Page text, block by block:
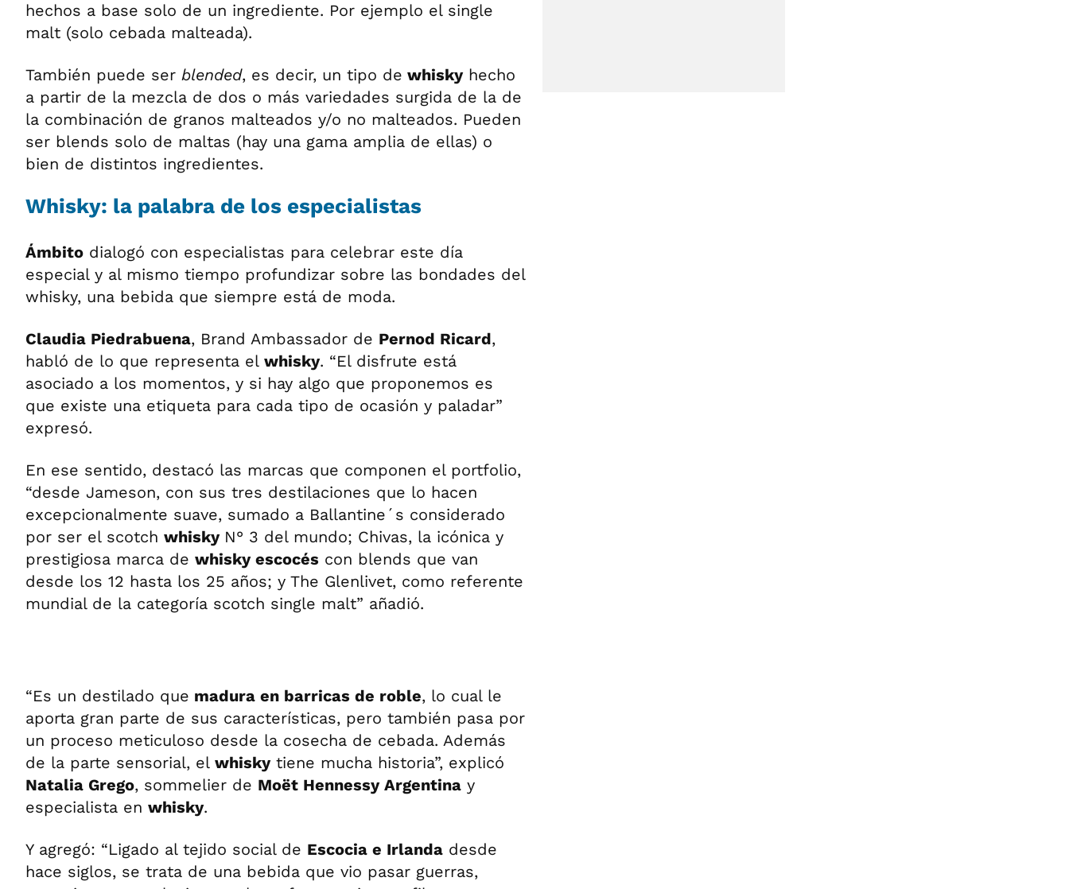
hechos a base solo de un ingrediente. Por ejemplo el single
malt (solo cebada malteada).
También puede ser blended, es decir, un tipo de whiskyhecho
a partir de la mezcla de dos o más variedades surgida de la de
la combinación de granos malteados y/o no malteados. Pueden
ser blends solo de maltas (hay una gama amplia de ellas) o
bien de distintos ingredientes.
Whisky: la palabra de los especialistas
Ámbito dialogó con especialistas para celebrar este día
especial y al mismo tiempo profundizar sobre las bondades del
whisky, una bebida que siempre está de moda.
Claudia Piedrabuena, Brand Ambassador de Pernod Ricard,
habló de lo que representa el whisky. “El disfrute está
asociado a los momentos, y si hay algo que proponemos es
que existe una etiqueta para cada tipo de ocasión y paladar”
expresó.
En ese sentido, destacó las marcas que componen el portfolio,
“desde Jameson, con sus tres destilaciones que lo hacen
excepcionalmente suave, sumado a Ballantine´s considerado
por ser el scotch whisky N° 3 del mundo; Chivas, la icónica y
prestigiosa marca de whisky escocés con blends que van
desde los 12 hasta los 25 años; y The Glenlivet, como referente
mundial de la categoría scotch single malt” añadió.
“Es un destilado que madura en barricas de roble, lo cual le
aporta gran parte de sus características, pero también pasa por
un proceso meticuloso desde la cosecha de cebada. Además
de la parte sensorial, el whiskytiene mucha historia”, explicó
Natalia Grego, sommelier de Moët Hennessy Argentina y
especialista en whisky.
Y agregó: “Ligado al tejido social de Escocia e Irlanda desde
hace siglos, se trata de una bebida que vio pasar guerras,